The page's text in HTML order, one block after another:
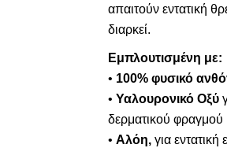
απαιτούν εντατική
διαρκεί.
Εμπλουτισμένη με:
• 100% φυσικό
• Υαλουρονικό Οξύ
δερματικού φραγμού
• Αλόη, για